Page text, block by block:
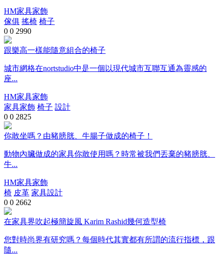
HM家具家飾
傢俱 搖椅 椅子
0 0 2990
跟樂高一樣能隨意組合的椅子
城市網格在nortstudio中是一個以現代城市互聯互通為靈感的
座...
HM家具家飾
家具家飾 椅子 設計
0 0 2825
你敢坐嗎？由豬膀胱、牛腸子做成的椅子！
動物內臟做成的家具你敢使用嗎？時常被我們丟棄的豬膀胱、
牛...
HM家具家飾
椅 皮革 家具設計
0 0 2662
在家具界吹起極簡旋風 Karim Rashid幾何造型椅
您對時尚界有研究嗎？每個時代其實都有所謂的流行指標，跟
隨...